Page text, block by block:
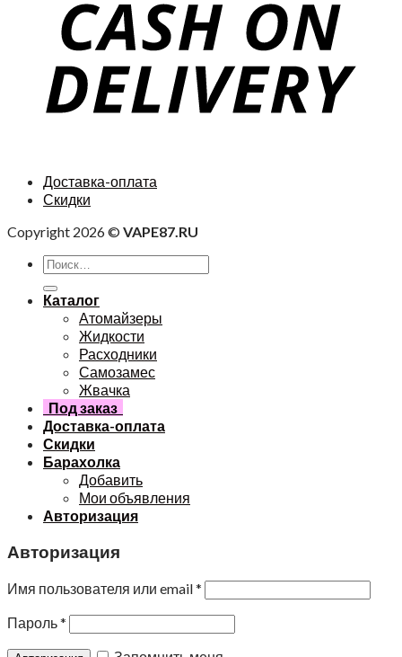
Доставка-оплата
Скидки
Copyright 2026 © VAPE87.RU
Каталог
Атомайзеры
Жидкости
Расходники
Самозамес
Жвачка
Под заказ
Доставка-оплата
Скидки
Барахолка
Добавить
Мои объявления
Авторизация
Авторизация
Имя пользователя или email*
Пароль*